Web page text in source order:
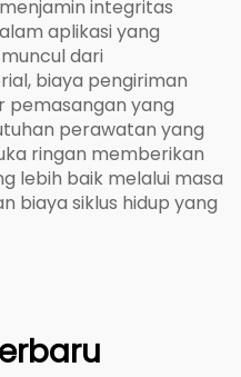
integritas
aplikasi yang
dari
biaya pengiriman
pemasangan yang
perawatan yang
ringan memberikan
lebih baik melalui masa
biaya siklus hidup yang